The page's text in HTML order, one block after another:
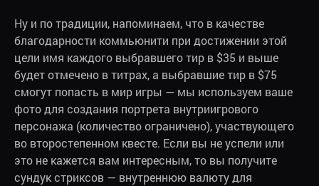
Ну и по традиции, напоминаем, что в качестве
благодарности коммьюнити при достижении этой
цели имя каждого выбравшего тир в $35 и выше
будет отмечено в титрах, а выбравшие тир в $75
смогут попасть в мир игры — мы используем ваше
фото для создания портрета внутриигрового
персонажа (количество ограничено), участвующего
во второстепенном квесте. Если вы не успели или
это не кажется вам интересным, то вы получите
сундук стриксов — внутреннюю валюту для